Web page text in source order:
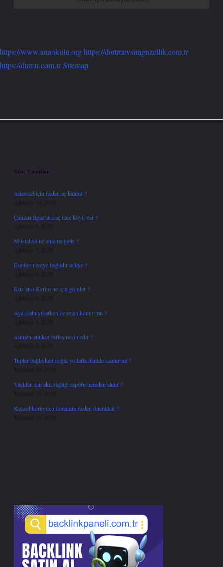
https://www.anaokulu.orghttps://dortmevsimguzellik.com.tr
https://dumu.com.trSitemap
Son Yazılar
Anestezi için neden aç kalınır ?
Ağustos 10, 2026
Çankırı İlgaz’ın kaç tane köyü var ?
Ağustos 9, 2026
Müstahsil ne anlama gelir ?
Ağustos 7, 2026
Esenler nereye bağlıdır adliye ?
Ağustos 6, 2026
Kur’an-ı Kerim ne için gönder ?
Ağustos 6, 2026
Ayakkabı yıkarken deterjan konur mu ?
Ağustos 5, 2026
Antijen-antikor birleşmesi nedir ?
Ağustos 4, 2026
Tüpler bağlıyken doğal yollarla hamile kalınır mı ?
Temmuz 30, 2026
Yaşlılar için akıl sağlığı raporu nereden alınır ?
Temmuz 25, 2026
Kişisel koruyucu donanım neden önemlidir ?
Temmuz 25, 2026